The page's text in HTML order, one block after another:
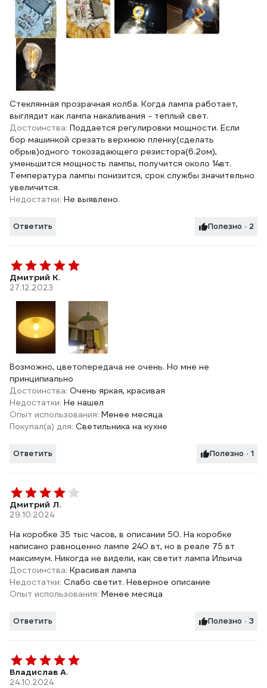
Стеклянная прозрачная колба. Когда лампа работает,
выглядит как лампа накаливания - теплый свет.
Достоинства: Поддается регулировки мощности. Если
бор машинкой срезать верхнюю пленку(сделать
обрыв)одного токозадающего резистора(6.2ом),
уменьшится мощность лампы, получится около 14вт.
Температура лампы понизится, срок службы значительно
увеличится.
Недостатки: Не выявлено.
Ответить Полезно · 2
Дмитрий К.
27.12.2023
Возможно, цветопередача не очень. Но мне не
принципиально
Достоинства: Очень яркая, красивая
Недостатки: Не нашел
Опыт использования: Менее месяца
Покупал(а) для: Светильника на кухне
Ответить Полезно · 1
Дмитрий Л.
29.10.2024
На коробке 35 тыс часов, в описании 50. На коробке
написано равноценно лампе 240 вт, но в реале 75 вт
максимум. Никогда не видели, как светит лампа Ильича
Достоинства: Красивая лампа
Недостатки: Слабо светит. Неверное описание
Опыт использования: Менее месяца
Ответить Полезно · 3
Владислав А.
24.10.2024